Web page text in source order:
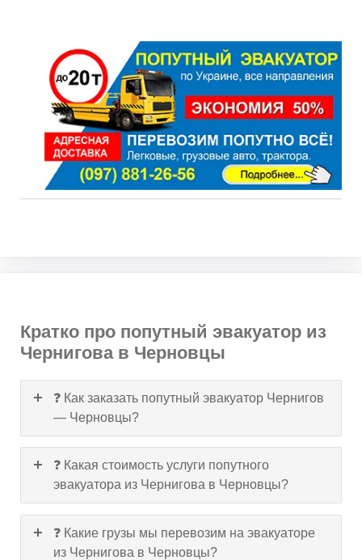
Кратко про попутный эвакуатор из
Чернигова в Черновцы
❓ Как заказать попутный эвакуатор Чернигов
— Черновцы?
❓ Какая стоимость услуги попутного
эвакуатора из Чернигова в Черновцы?
❓ Какие грузы мы перевозим на эвакуаторе
из Чернигова в Черновцы?